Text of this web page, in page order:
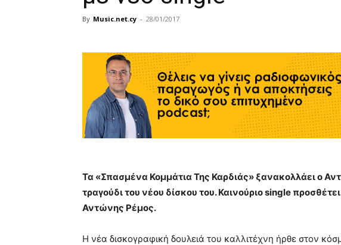
By Music.net.cy - 28/01/2017
Τα «Σπασμένα Κομμάτια Της Καρδιάς» ξανακολλάει ο
τραγούδι του νέου δίσκου του. Καινούριο single
Αντώνης Ρέμος.
Η νέα δισκογραφική δουλειά του καλλιτέχνη ήρθε στον